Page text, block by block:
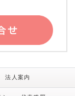
法人案内